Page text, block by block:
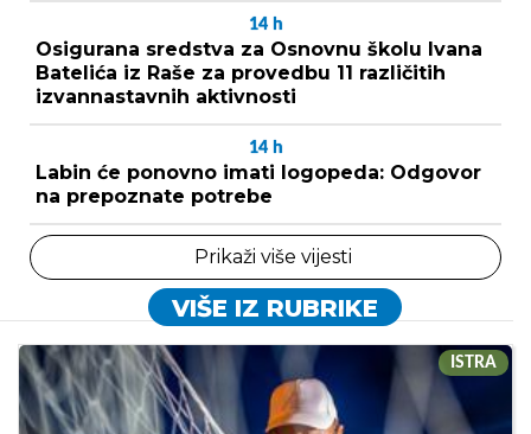
14 h
Osigurana sredstva za Osnovnu školu Ivana
Batelića iz Raše za provedbu 11 različitih
izvannastavnih aktivnosti
14 h
Labin će ponovno imati logopeda: Odgovor
na prepoznate potrebe
Prikaži više vijesti
VIŠE IZ RUBRIKE
ISTRA